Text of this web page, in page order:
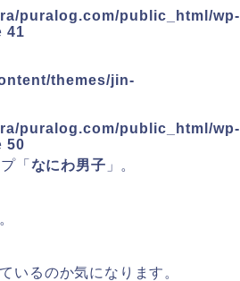
puralog.com/public_html/wp-
41
themes/jin-
puralog.com/public_html/wp-
50
「 なにわ男子 」。
いるのか気になります。